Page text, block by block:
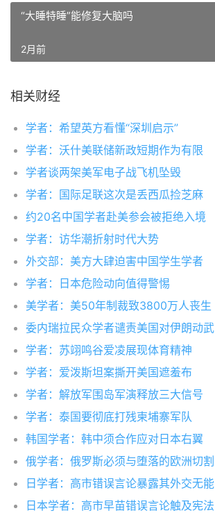
“大睡特睡”能修复大脑吗
2月前
相关财经
学者：希望英方看懂“深圳启示”
学者：沃什美联储新政短期作为有限
学者谈两架美军电子战飞机坠毁
学者：国际足联这次是丢西瓜捡芝麻
约20名中国学者赴美参会被拒绝入境
学者：访华潮折射时代大势
外交部：美方大肆迫害中国学生学者
学者：日本危险动向值得警惕
美学者：美50年制裁致3800万人丧生
委内瑞拉民众学者谴责美国对伊朗动武
学者：苏翊鸣谷爱凌展现体育精神
学者：爱泼斯坦案撕开美国遮羞布
学者：解放军围岛军演释放三大信号
学者：泰国要彻底打残柬埔寨军队
韩国学者：韩中须合作应对日本右翼
俄学者：俄罗斯必须与堕落的欧洲切割
日学者：高市错误言论暴露其外交无能
日本学者：高市早苗错误言论触及宪法